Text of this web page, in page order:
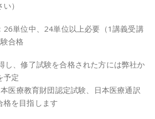
）
単位中、24単位以上必要（1講義受講
合格
し、修了試験を合格された方には弊社か
予定
医療教育財団認定試験、日本医療通訳
格を目指します